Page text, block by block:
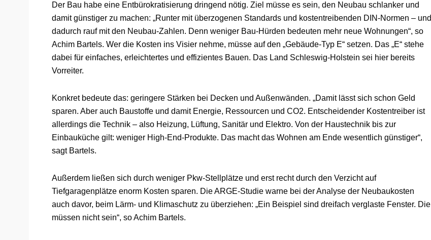
Der Bau habe eine Entbürokratisierung dringend nötig. Ziel müsse es sein, den Neubau schlanker und
damit günstiger zu machen: „Runter mit überzogenen Standards und kostentreibenden DIN-Normen – und
dadurch rauf mit den Neubau-Zahlen. Denn weniger Bau-Hürden bedeuten mehr neue Wohnungen“, so
Achim Bartels. Wer die Kosten ins Visier nehme, müsse auf den „Gebäude-Typ E“ setzen. Das „E“ stehe
dabei für einfaches, erleichtertes und effizientes Bauen. Das Land Schleswig-Holstein sei hier bereits
Vorreiter.
Konkret bedeute das: geringere Stärken bei Decken und Außenwänden. „Damit lässt sich schon Geld
sparen. Aber auch Baustoffe und damit Energie, Ressourcen und CO2. Entscheidender Kostentreiber ist
allerdings die Technik – also Heizung, Lüftung, Sanitär und Elektro. Von der Haustechnik bis zur
Einbauküche gilt: weniger High-End-Produkte. Das macht das Wohnen am Ende wesentlich günstiger“,
sagt Bartels.
Außerdem ließen sich durch weniger Pkw-Stellplätze und erst recht durch den Verzicht auf
Tiefgaragenplätze enorm Kosten sparen. Die ARGE-Studie warne bei der Analyse der Neubaukosten
auch davor, beim Lärm- und Klimaschutz zu überziehen: „Ein Beispiel sind dreifach verglaste Fenster. Die
müssen nicht sein“, so Achim Bartels.